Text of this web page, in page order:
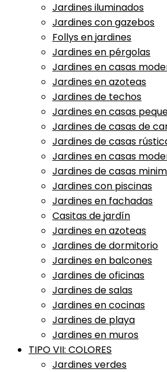
Jardines iluminados
Jardines con gazebos
Follys en jardines
Jardines en pérgolas
Jardines en casas
Jardines en azoteas
Jardines de techos
Jardines en casas
Jardines de casas de
Jardines de casas
Jardines en casas
Jardines de casas
Jardines con piscinas
Jardines en fachadas
Casitas de jardín
Jardines en azoteas
Jardines de dormitorio
Jardines en balcones
Jardines de oficinas
Jardines de salas
Jardines en cocinas
Jardines de playa
Jardines en muros
TIPO VII: COLORES
Jardines verdes